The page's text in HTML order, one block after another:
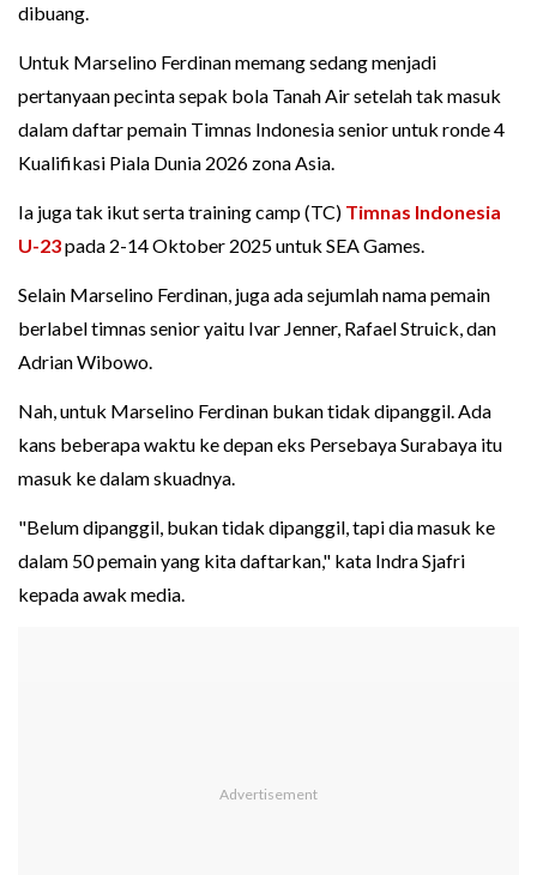
dibuang.
Untuk Marselino Ferdinan memang sedang menjadi
pertanyaan pecinta sepak bola Tanah Air setelah tak masuk
dalam daftar pemain Timnas Indonesia senior untuk ronde 4
Kualifikasi Piala Dunia 2026 zona Asia.
Ia juga tak ikut serta training camp (TC) Timnas Indonesia
U-23pada 2-14 Oktober 2025 untuk SEA Games.
Selain Marselino Ferdinan, juga ada sejumlah nama pemain
berlabel timnas senior yaitu Ivar Jenner, Rafael Struick, dan
Adrian Wibowo.
Nah, untuk Marselino Ferdinan bukan tidak dipanggil. Ada
kans beberapa waktu ke depan eks Persebaya Surabaya itu
masuk ke dalam skuadnya.
"Belum dipanggil, bukan tidak dipanggil, tapi dia masuk ke
dalam 50 pemain yang kita daftarkan," kata Indra Sjafri
kepada awak media.